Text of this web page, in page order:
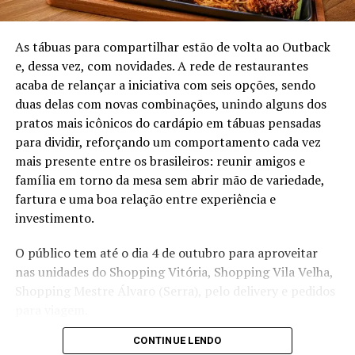
Pablo é
As tábuas para compartilhar estão de volta ao Outback
e, dessa vez, com novidades. A rede de restaurantes
acaba de relançar a iniciativa com seis opções, sendo
duas delas com novas combinações, unindo alguns dos
pratos mais icônicos do cardápio em tábuas pensadas
para dividir, reforçando um comportamento cada vez
mais presente entre os brasileiros: reunir amigos e
família em torno da mesa sem abrir mão de variedade,
fartura e uma boa relação entre experiência e
investimento.
O público tem até o dia 4 de outubro para aproveitar
nas unidades do Shopping Vitória, Shopping Vila Velha,
Shopping Mestre Álvaro (Serra), pelo delivery e pedidos
CONTINUE LENDO